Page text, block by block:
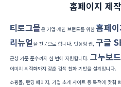
홈페이지 제
티로그몰은 기업·개인 브랜드를 위한 홈페
리뉴얼 을 전문으로 합니다. 반응형 웹, 구글
근성 기준 준수까지 한 번에 지원합니다. 그누보
이미지 최적화까지 갖춘 검색 친화 기반을 설계합니다.
쇼핑몰, 랜딩 페이지, 기업 소개 사이트 등 목적에 맞춰